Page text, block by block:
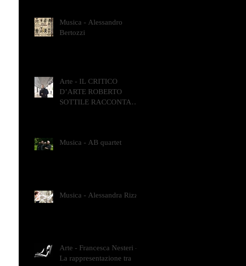
Musica - Alessandro
Bertozzi
Arte - IL CRITICO
D’ARTE ROBERTO
SOTTILE RACCONTA
Musica - AB quartet
Musica - Alessandra Rizzo
Arte - Francesca Nesteri -
La rappresentazione tra